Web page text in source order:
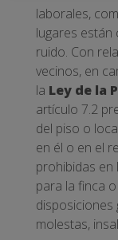
laborales,
lugares están
ruido. Con
vecinos, en
la Ley de la
artículo 7.2
del piso o
en él o en el
prohibidas
para la finca
disposiciones
molestas,